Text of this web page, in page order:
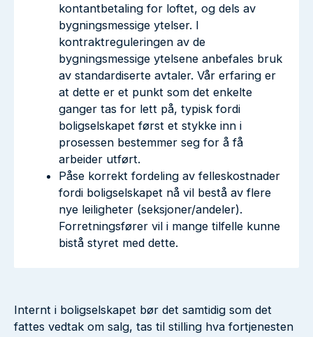
kontantbetaling for loftet, og dels av
bygningsmessige ytelser. I
kontraktreguleringen av de
bygningsmessige ytelsene anbefales bruk
av standardiserte avtaler. Vår erfaring er
at dette er et punkt som det enkelte
ganger tas for lett på, typisk fordi
boligselskapet først et stykke inn i
prosessen bestemmer seg for å få
arbeider utført.
Påse korrekt fordeling av felleskostnader
fordi boligselskapet nå vil bestå av flere
nye leiligheter (seksjoner/andeler).
Forretningsfører vil i mange tilfelle kunne
bistå styret med dette.
Internt i boligselskapet bør det samtidig som det
fattes vedtak om salg, tas til stilling hva fortjenesten